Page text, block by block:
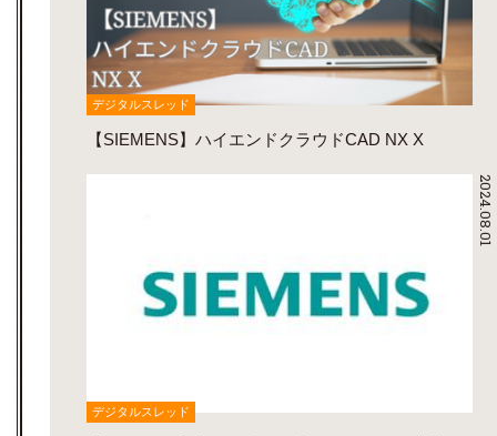
デジタルスレッド
【SIEMENS】ハイエンドクラウドCAD NX X
2024.08.01
デジタルスレッド